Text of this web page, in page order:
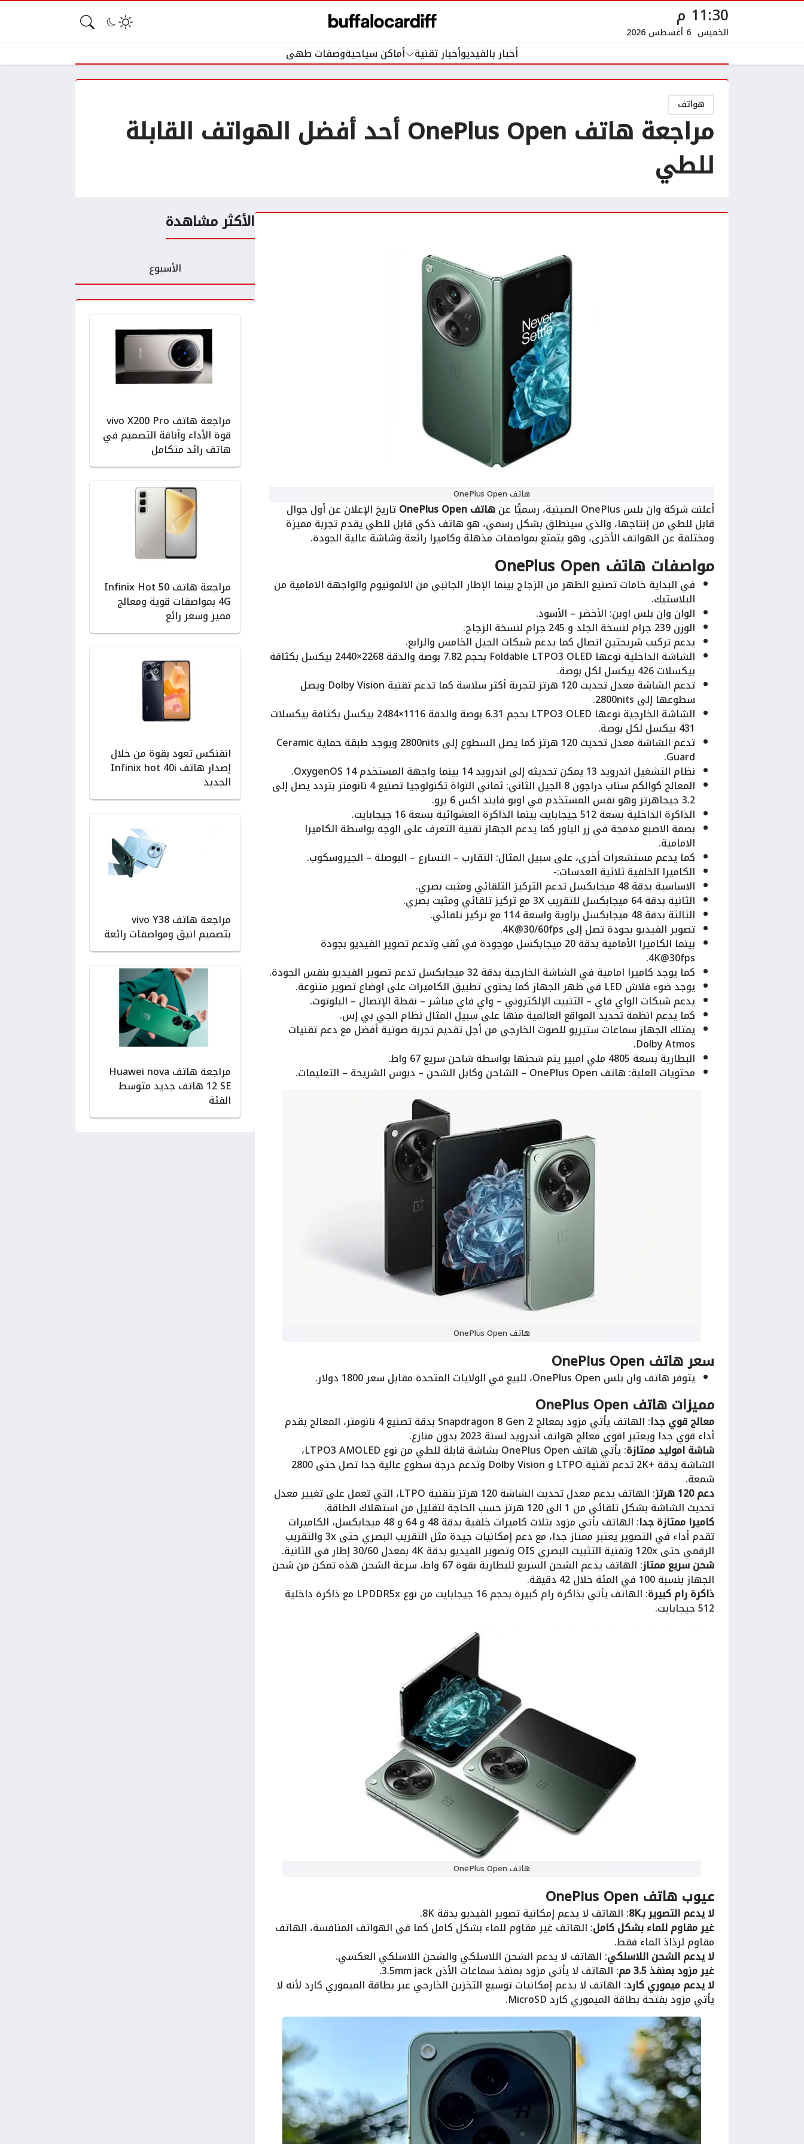
11:30 م
الخميس 6 أغسطس 2026
أخبار بالفيديوأخبار تقنية أماكن سياحيةوصفات طهى
هواتف
مراجعة هاتف OnePlus Open أحد أفضل الهواتف القابلة
للطي
الأكثر مشاهدة
الأسبوع
مراجعة هاتف vivo X200 Pro
قوة الأداء وأناقة التصميم في
هاتف رائد متكامل
مراجعة هاتف Infinix Hot 50
4G بمواصفات قوية ومعالج
مميز وسعر رائع
انفنكس تعود بقوة من خلال
إصدار هاتف Infinix hot 40i
الجديد
مراجعة هاتف vivo Y38
بتصميم انيق ومواصفات رائعة
مراجعة هاتف Huawei nova
12 SE هاتف جديد متوسط
الفئة
هاتف OnePlus Open
أعلنت شركة وان بلس OnePlus الصينية، رسميًّا عن هاتف OnePlus Open تاريخ الإعلان عن أول جوال
قابل للطي من إنتاجها، والذي سينطلق بشكل رسمي، هو هاتف ذكي قابل للطي يقدم تجربة مميزة
ومختلفة عن الهواتف الأخرى، وهو يتمتع بمواصفات مذهلة وكاميرا رائعة وشاشة عالية الجودة.
مواصفات هاتف OnePlus Open
في البداية خامات تصنيع الظهر من الزجاج بينما الإطار الجانبي من الالمونيوم والواجهة الامامية من
البلاستيك.
الوان وان بلس اوبن: الأخضر – الأسود.
الوزن 239 جرام لنسخة الجلد و 245 جرام لنسخة الزجاج.
يدعم تركيب شريحتين اتصال كما يدعم شبكات الجيل الخامس والرابع.
الشاشة الداخلية نوعها Foldable LTPO3 OLED بحجم 7.82 بوصة والدقة 2268×2440 بيكسل بكثافة
بيكسلات 426 بيكسل لكل بوصة.
تدعم الشاشة معدل تحديث 120 هرتز لتجربة أكثر سلاسة كما تدعم تقنية Dolby Vision ويصل
سطوعها إلى 2800nits.
الشاشة الخارجية نوعها LTPO3 OLED بحجم 6.31 بوصة والدقة 1116×2484 بيكسل بكثافة بيكسلات
431 بيكسل لكل بوصة.
تدعم الشاشة معدل تحديث 120 هرتز كما يصل السطوع إلى 2800nits ويوجد طبقة حماية Ceramic
Guard.
نظام التشغيل اندرويد 13 يمكن تحديثه إلى اندرويد 14 بينما واجهة المستخدم OxygenOS 14.
المعالج كوالكم سناب دراجون 8 الجيل الثاني: ثماني النواة تكنولوجيا تصنيع 4 نانومتر بتردد يصل إلى
3.2 جيجاهرتز وهو نفس المستخدم في اوبو فايند اكس 6 برو.
الذاكرة الداخلية بسعة 512 جيجابايت بينما الذاكرة العشوائية بسعة 16 جيجابايت.
بصمة الاصبع مدمجة في زر الباور كما يدعم الجهاز تقنية التعرف على الوجه بواسطة الكاميرا
الامامية.
كما يدعم مستشعرات أخرى، على سبيل المثال: التقارب – التسارع – البوصلة – الجيروسكوب.
الكاميرا الخلفية ثلاثية العدسات:-
الاساسية بدقة 48 ميجابكسل تدعم التركيز التلقائي ومثبت بصري.
الثانية بدقة 64 ميجابكسل للتقريب 3X مع تركيز تلقائي ومثبت بصري.
الثالثة بدقة 48 ميجابكسل بزاوية واسعة 114 مع تركيز تلقائي.
تصوير الفيديو بجودة تصل إلى 4K@30/60fps.
بينما الكاميرا الأمامية بدقة 20 ميجابكسل موجودة في ثقب وتدعم تصوير الفيديو بجودة
4K@30fps.
كما يوجد كاميرا امامية في الشاشة الخارجية بدقة 32 ميجابكسل تدعم تصوير الفيديو بنفس الجودة.
يوجد ضوء فلاش LED في ظهر الجهاز كما يحتوي تطبيق الكاميرات على اوضاع تصوير متنوعة.
يدعم شبكات الواي فاي – التثبيت الإلكتروني – واي فاي مباشر – نقطة الإتصال – البلوتوث.
كما يدعم انظمة تحديد المواقع العالمية منها على سبيل المثال نظام الجي بي إس.
يمتلك الجهاز سماعات ستيريو للصوت الخارجي من أجل تقديم تجربة صوتية أفضل مع دعم تقنيات
Dolby Atmos.
البطارية بسعة 4805 ملي امبير يتم شحنها بواسطة شاحن سريع 67 واط.
محتويات العلبة: هاتف OnePlus Open – الشاحن وكابل الشحن – دبوس الشريحة – التعليمات.
هاتف OnePlus Open
سعر هاتف OnePlus Open
يتوفر هاتف وان بلس OnePlus Open، للبيع في الولايات المتحدة مقابل سعر 1800 دولار.
مميزات هاتف OnePlus Open
معالج قوي جدا : الهاتف يأتي مزود بمعالج Snapdragon 8 Gen 2 بدقة تصنيع 4 نانومتر، المعالج يقدم
أداء قوي جدا ويعتبر اقوى معالج هواتف أندرويد لسنة 2023 بدون منازع.
شاشة اموليد ممتازة : يأتي هاتف OnePlus Open بشاشة قابلة للطي من نوع LTPO3 AMOLED،
الشاشة بدقة +2K تدعم تقنية LTPO و Dolby Vision وتدعم درجة سطوع عالية جدا تصل حتى 2800
شمعة.
دعم 120 هرتز : الهاتف يدعم معدل تحديث الشاشة 120 هرتز بتقنية LTPO، التي تعمل على تغيير معدل
تحديث الشاشة بشكل تلقائي من 1 الى 120 هرتز حسب الحاجة لتقليل من استهلاك الطاقة.
كاميرا ممتازة جدا : الهاتف يأتي مزود بثلاث كاميرات خلفية بدقة 48 و 64 و 48 ميجابكسل، الكاميرات
تقدم أداء في التصوير يعتبر ممتاز جدا، مع دعم إمكانيات جيدة مثل التقريب البصري حتى 3x والتقريب
الرقمي حتى 120x وتقنية التثبيت البصري OIS وتصوير الفيديو بدقة 4K بمعدل 30/60 إطار في الثانية.
شحن سريع ممتاز : الهاتف يدعم الشحن السريع للبطارية بقوة 67 واط، سرعة الشحن هذه تمكن من شحن
الجهاز بنسبة 100 في المئة خلال 42 دقيقة.
ذاكرة رام كبيرة : الهاتف يأتي بذاكرة رام كبيرة بحجم 16 جيجابايت من نوع LPDDR5x مع ذاكرة داخلية
512 جيجابايت.
هاتف OnePlus Open
عيوب هاتف OnePlus Open
لا يدعم التصوير بـ8K : الهاتف لا يدعم إمكانية تصوير الفيديو بدقة 8K.
غير مقاوم للماء بشكل كامل: الهاتف غير مقاوم للماء بشكل كامل كما في الهواتف المنافسة، الهاتف
مقاوم لرذاذ الماء فقط.
لا يدعم الشحن اللاسلكي: الهاتف لا يدعم الشحن اللاسلكي والشحن اللاسلكي العكسي.
غير مزود بمنفذ 3.5 مم : الهاتف لا يأتي مزود بمنفذ سماعات الأذن 3.5mm jack.
لا يدعم ميموري كارد: الهاتف لا يدعم إمكانيات توسيع التخزين الخارجي عبر بطاقة الميموري كارد لأنه لا
يأتي مزود بفتحة بطاقة الميموري كارد MicroSD.